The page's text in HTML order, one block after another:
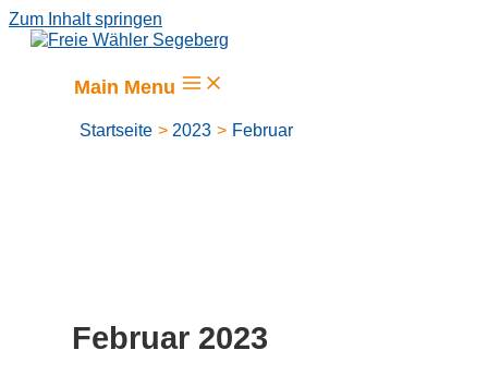
Zum Inhalt springen
Main Menu
Startseite 2023 Februar
Februar 2023